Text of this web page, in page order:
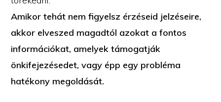
Amikor tehát nem figyelsz érzéseid jelzéseire,
akkor elveszed magadtól azokat a fontos
információkat, amelyek támogatják
önkifejezésedet, vagy épp egy probléma
hatékony megoldását.